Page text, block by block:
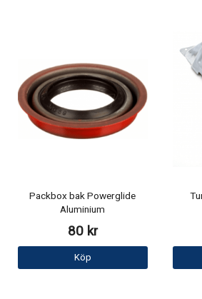
Packbox bak Powerglide
Aluminium
80 kr
Köp